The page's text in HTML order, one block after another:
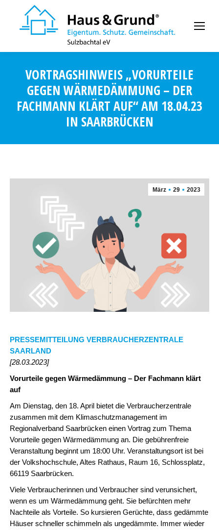
VORTRAGSHINWEIS „VORURTEILE
GEGEN WÄRMEDÄMMUNG – DER
FACHMANN KLÄRT AUF“ AM 18.04.23
IN SAARBRÜCKEN
März 29 2023
PRESSEMITTEILUNG VERBRAUCHERZENTRALE
SAARLAND
[28.03.2023]
Vorurteile gegen Wärmedämmung – Der Fachmann klärt
auf
Am Dienstag, den 18. April bietet die Verbraucherzentrale
zusammen mit dem Klimaschutzmanagement im
Regionalverband Saarbrücken einen Vortrag zum Thema
Vorurteile gegen Wärmedämmung an. Die gebührenfreie
Veranstaltung beginnt um 18:00 Uhr. Veranstaltungsort ist bei
der Volkshochschule, Altes Rathaus, Raum 16, Schlossplatz,
66119 Saarbrücken.
Viele Verbraucherinnen und Verbraucher sind verunsichert,
wenn es um Wärmedämmung geht. Sie befürchten mehr
Nachteile als Vorteile. So kursieren Gerüchte, dass gedämmte
Häuser schneller schimmeln als ungedämmte. Immer wieder